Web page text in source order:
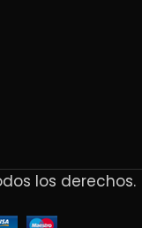
los derechos.